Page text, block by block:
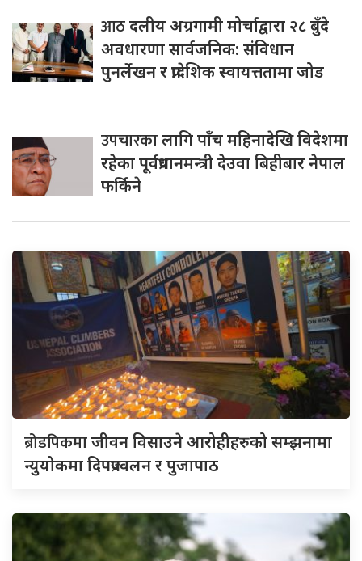
आठदलीय अग्रगामी मोर्चाद्वारा २८ बुँदे
अवधारणा सार्वजनिक: संविधान
पुनर्लेखन र प्रादेशिक स्वायत्ततामा जोड
उपचारकालागि पाँच महिनादेखि विदेशमा
रहेका पूर्वप्रधानमन्त्री देउवा बिहीबार नेपाल
फर्किने
ब्रोडपिकमाजीवन विसाउने आरोहीहरुको सम्झनामा
न्युयोकमा दिपप्रज्वलन र पुजापाठ